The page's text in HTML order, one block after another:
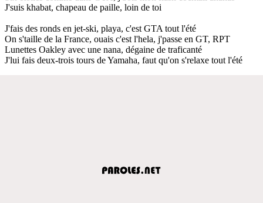
J'suis khabat, chapeau de paille, loin de toi
J'fais des ronds en jet-ski, playa, c'est GTA tout l'été
On s'taille de la France, ouais c'est l'hela, j'passe en GT, RPT
Lunettes Oakley avec une nana, dégaine de traficanté
J'lui fais deux-trois tours de Yamaha, faut qu'on s'relaxe tout l'été